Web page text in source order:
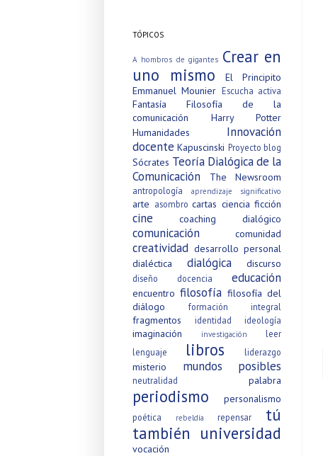
TÓPICOS
A hombros de gigantes Crear en
uno mismo
El Principito
Emmanuel Mounier Escucha activa
Fantasía
Filosofía de la
comunicación
Harry Potter
Humanidades
Innovación
docente Kapuscinski Proyecto blog
Sócrates Teoría Dialógica de la
Comunicación
The Newsroom
antropología aprendizaje significativo
arte asombro cartas ciencia ficción
cine coaching dialógico
comunicación comunidad
creatividad desarrollo personal
dialéctica
dialógica discurso
diseño docencia educación
encuentro filosofía filosofía del
diálogo
formación integral
fragmentos identidad ideología
imaginación investigación
leer
lenguaje
libros liderazgo
misterio mundos posibles
neutralidad palabra
periodismo personalismo
poética rebeldía repensar
tú
también universidad
vocación